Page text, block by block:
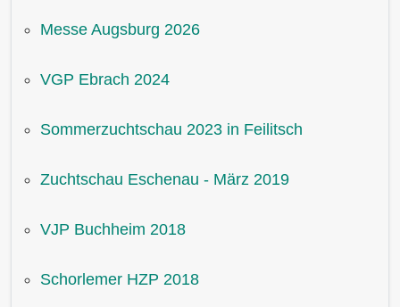
Messe Augsburg 2026
VGP Ebrach 2024
Sommerzuchtschau 2023 in Feilitsch
Zuchtschau Eschenau - März 2019
VJP Buchheim 2018
Schorlemer HZP 2018